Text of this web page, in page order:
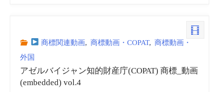
バ
ジ
商標関連動画, 商標動画・COPAT, 商標動画・
外国
アゼルバイジャン知的財産庁(COPAT) 商標_動画
(embedded) vol.4